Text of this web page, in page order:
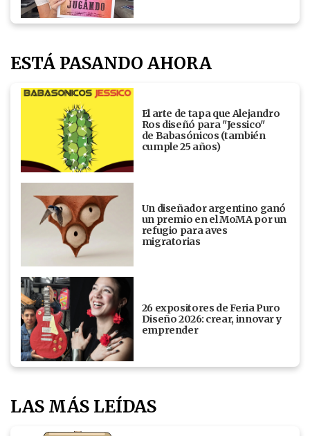
ESTÁ PASANDO AHORA
El arte de tapa que Alejandro
Ros diseñó para "Jessico"
de Babasónicos (también
cumple 25 años)
Un diseñador argentino ganó
un premio en el MoMA por un
refugio para aves
migratorias
26 expositores de Feria Puro
Diseño 2026: crear, innovar y
emprender
LAS MÁS LEÍDAS